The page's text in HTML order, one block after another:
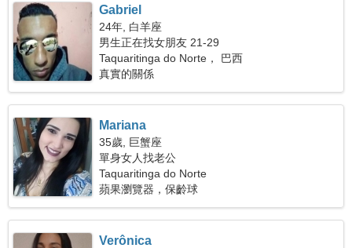
Gabriel
24年, 白羊座
男生正在找女朋友 21-29
Taquaritinga do Norte， 巴西
真實的關係
Mariana
35歲, 巨蟹座
單身女人找老公
Taquaritinga do Norte
蘋果瀏覽器，保齡球
Verônica